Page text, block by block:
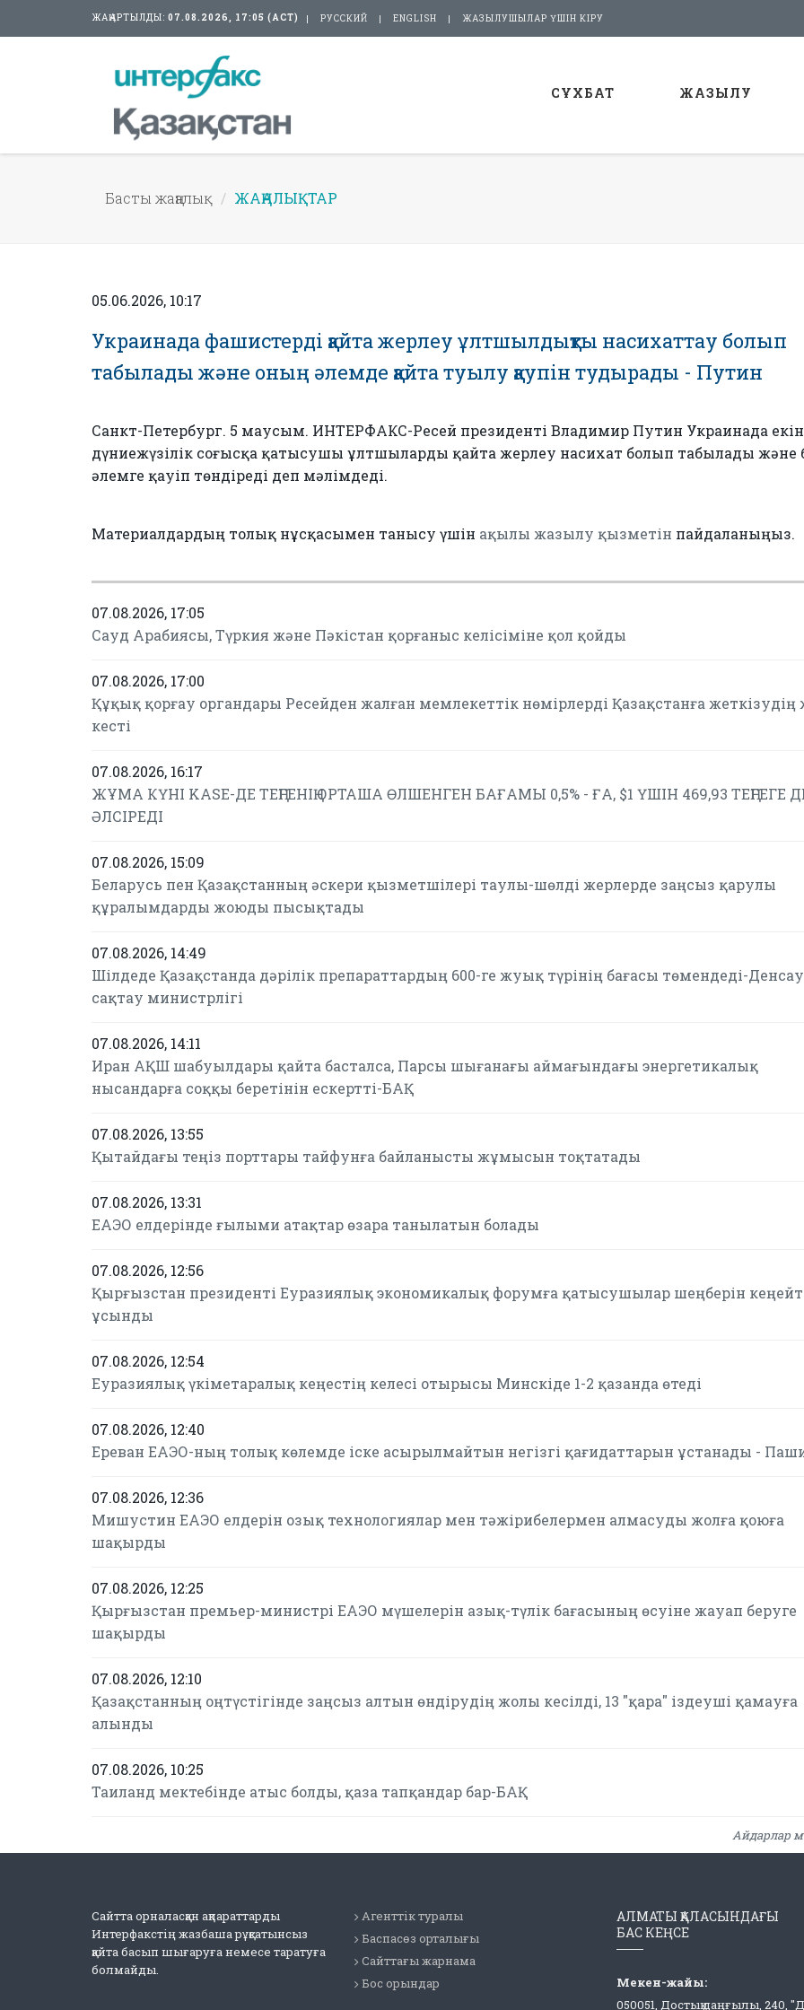
ЖАҢАРТЫЛДЫ: 07.08.2026, 17:05 (АСТ) РУССКИЙ ENGLISH ЖАЗЫЛУШЫЛАР ҮШІН КІРУ
СҰХБАТ ЖАЗЫЛУ
Басты жаңалық ЖАҢАЛЫҚТАР
05.06.2026, 10:17
Украинада фашистерді қайта жерлеу ұлтшылдықты насихаттау болып
табылады және оның әлемде қайта туылу қаупін тудырады - Путин
Санкт-Петербург. 5 маусым. ИНТЕРФАКС-Ресей президенті Владимир Путин Украинада
дүниежүзілік соғысқа қатысушы ұлтшыларды қайта жерлеу насихат болып табылады және
әлемге қауіп төндіреді деп мәлімдеді.
Материалдардың толық нұсқасымен танысу үшін ақылы жазылу қызметін пайдаланыңыз.
07.08.2026, 17:05
Сауд Арабиясы, Түркия және Пәкістан қорғаныс келісіміне қол қойды
07.08.2026, 17:00
Құқық қорғау органдары Ресейден жалған мемлекеттік нөмірлерді Қазақстанға
кесті
07.08.2026, 16:17
ЖҰМА КҮНІ KASE-ДЕ ТЕҢГЕНІҢ ОРТАША ӨЛШЕНГЕН БАҒАМЫ 0,5% - ҒА, $1 ҮШІН 469,93 ТЕҢГЕГЕ
ӘЛСІРЕДІ
07.08.2026, 15:09
Беларусь пен Қазақстанның әскери қызметшілері таулы-шөлді жерлерде заңсыз қарулы
құралымдарды жоюды пысықтады
07.08.2026, 14:49
Шілдеде Қазақстанда дәрілік препараттардың 600-ге жуық түрінің бағасы төмендеді-
сақтау министрлігі
07.08.2026, 14:11
Иран АҚШ шабуылдары қайта басталса, Парсы шығанағы аймағындағы энергетикалық
нысандарға соққы беретінін ескертті-БАҚ
07.08.2026, 13:55
Қытайдағы теңіз порттары тайфунға байланысты жұмысын тоқтатады
07.08.2026, 13:31
ЕАЭО елдерінде ғылыми атақтар өзара танылатын болады
07.08.2026, 12:56
Қырғызстан президенті Еуразиялық экономикалық форумға қатысушылар шеңберін
ұсынды
07.08.2026, 12:54
Еуразиялық үкіметаралық кеңестің келесі отырысы Минскіде 1-2 қазанда өтеді
07.08.2026, 12:40
Ереван ЕАЭО-ның толық көлемде іске асырылмайтын негізгі қағидаттарын ұстанады -
07.08.2026, 12:36
Мишустин ЕАЭО елдерін озық технологиялар мен тәжірибелермен алмасуды жолға қоюға
шақырды
07.08.2026, 12:25
Қырғызстан премьер-министрі ЕАЭО мүшелерін азық-түлік бағасының өсуіне жауап беруге
шақырды
07.08.2026, 12:10
Қазақстанның оңтүстігінде заңсыз алтын өндірудің жолы кесілді, 13 "қара" іздеуші қамауға
алынды
07.08.2026, 10:25
Таиланд мектебінде атыс болды, қаза тапқандар бар-БАҚ
Айдарлар
Сайтта орналасқан ақпараттарды
Интерфакстің жазбаша рұқсатынсыз
қайта басып шығаруға немесе таратуға
болмайды.
Агенттік туралы
Баспасөз орталығы
Сайттағы жарнама
Бос орындар
АЛМАТЫ ҚАЛАСЫНДАҒЫ
БАС КЕҢСЕ
Мекен-жайы:
050051, Достық даңғылы, 240,